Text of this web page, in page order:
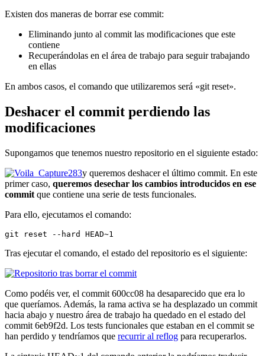
Existen dos maneras de borrar ese commit:
Eliminando junto al commit las modificaciones que este
contiene
Recuperándolas en el área de trabajo para seguir trabajando
en ellas
En ambos casos, el comando que utilizaremos será «git reset».
Deshacer el commit perdiendo las
modificaciones
Supongamos que tenemos nuestro repositorio en el siguiente estado:
y queremos deshacer el último commit. En este
primer caso, queremos desechar los cambios introducidos en ese
commit que contiene una serie de tests funcionales.
Para ello, ejecutamos el comando:
git reset --hard HEAD~1
Tras ejecutar el comando, el estado del repositorio es el siguiente:
Como podéis ver, el commit 600cc08 ha desaparecido que era lo
que queríamos. Además, la rama activa se ha desplazado un commit
hacia abajo y nuestro área de trabajo ha quedado en el estado del
commit 6eb9f2d. Los tests funcionales que estaban en el commit se
han perdido y tendríamos que recurrir al reflog para recuperarlos.